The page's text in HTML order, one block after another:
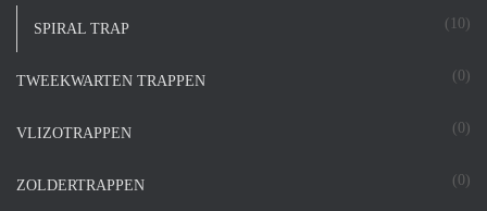
SPIRAL TRAP (10)
TWEEKWARTEN TRAPPEN (0)
VLIZOTRAPPEN (0)
ZOLDERTRAPPEN (0)